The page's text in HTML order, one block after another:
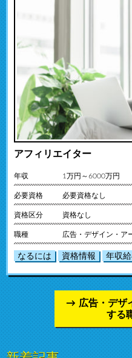
アフィリエイター
年収 1万円～6000万円
必要資格 必要資格なし
資格区分 資格なし
職種 広告・デザイン・ア
なるには 資格情報 年収
広告・デザ
する